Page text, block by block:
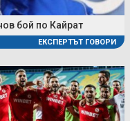
бой по Кайрат
ЕКСПЕРТЪТ ГОВОРИ